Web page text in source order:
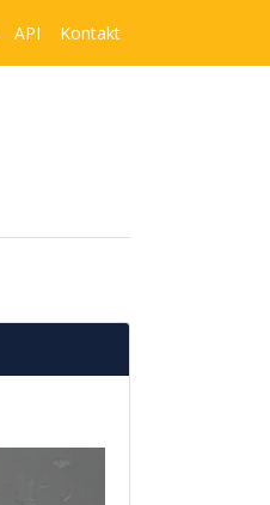
API Kontakt